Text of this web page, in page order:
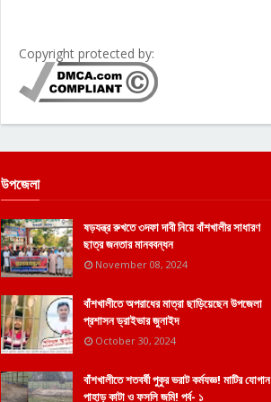
Copyright protected by:
উপজেলা
ষড়যন্ত্র রুখতে ৩দফা দাবী নিয়ে বাঁশখালীর সাধারণ
ছাত্র জনতার মানববন্ধন
November 08, 2024
বাঁশখালীতে অপরাধের মাত্রা ছাড়িয়েছেন উপজেলা
প্রশাসন ড্রাইভার জুনাইদ
October 30, 2024
বাঁশখালীতে শতবর্ষী পুকুর ভরাট কর্মযজ্ঞ! মাটির যোগান
পাহাড় কাটা ও ফসলি জমি! পর্ব- ১